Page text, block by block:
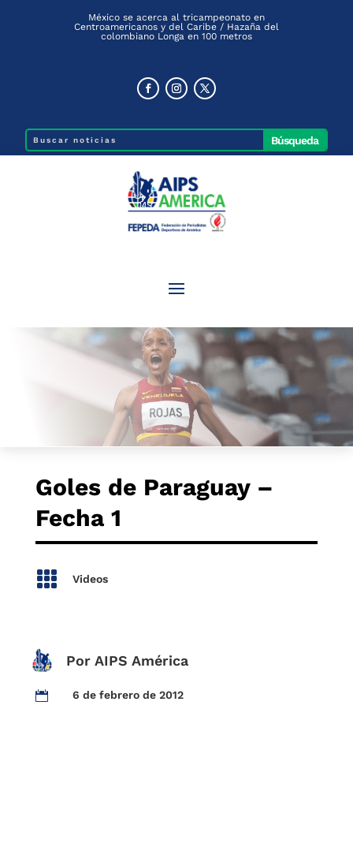
México se acerca al tricampeonato en
Centroamericanos y del Caribe / Hazaña del
colombiano Longa en 100 metros
Goles de Paraguay –
Fecha 1
 Videos
Por AIPS América
 6 de febrero de 2012